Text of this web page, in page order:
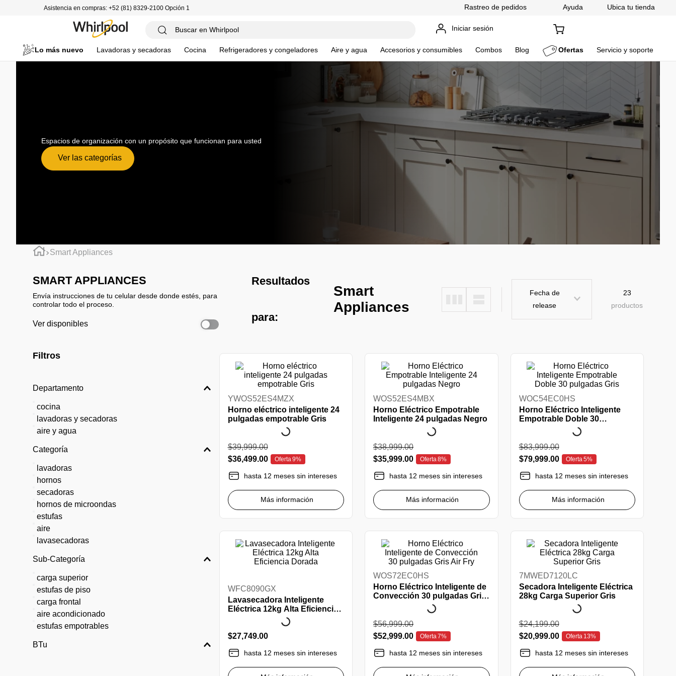
Asistencia en compras: +52 (81) 8329-2100 Opción 1 Rastreo de pedidos Ayuda Ubica tu tienda
Iniciar sesión
Lo más nuevo Lavadoras y secadoras Cocina Refrigeradores y congeladores Aire y agua Accesorios y consumibles Combos Blog Ofertas Servicio y soporte
Espacios de organización con un propósito que funcionan para usted
Ver las categorías
Smart Appliances
SMART APPLIANCES
Envía instrucciones de tu celular desde donde estés, para
controlar todo el proceso.
Ver disponibles
Filtros
Departamento
cocina
lavadoras y secadoras
aire y agua
Categoría
lavadoras
hornos
secadoras
hornos de microondas
estufas
aire
lavasecadoras
Sub-Categoría
carga superior
estufas de piso
carga frontal
aire acondicionado
estufas empotrables
BTu
Resultados
para:
Smart
Appliances
Fecha de
release
23
productos
YWOS52ES4MZX
Horno eléctrico inteligente 24
pulgadas empotrable Gris
$39,999.00
$36,499.00 Oferta9%
hasta 12 meses sin intereses
Más información
WOS52ES4MBX
Horno Eléctrico Empotrable
Inteligente 24 pulgadas Negro
$38,999.00
$35,999.00 Oferta8%
hasta 12 meses sin intereses
Más información
WOC54EC0HS
Horno Eléctrico Inteligente
Empotrable Doble 30
$83,999.00
$79,999.00 Oferta5%
hasta 12 meses sin intereses
Más información
WFC8090GX
Lavasecadora Inteligente
Eléctrica 12kg Alta Eficiencia
$27,749.00
hasta 12 meses sin intereses
WOS72EC0HS
Horno Eléctrico Inteligente de
Convección 30 pulgadas Gris
$56,999.00
$52,999.00 Oferta7%
hasta 12 meses sin intereses
7MWED7120LC
Secadora Inteligente Eléctrica
28kg Carga Superior Gris
$24,199.00
$20,999.00 Oferta 13%
hasta 12 meses sin intereses